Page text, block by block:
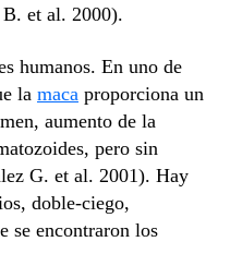
et al. 2000).
humanos. En uno de
la maca proporciona un
aumento de la
pero sin
G. et al. 2001). Hay
doble-ciego,
se encontraron los